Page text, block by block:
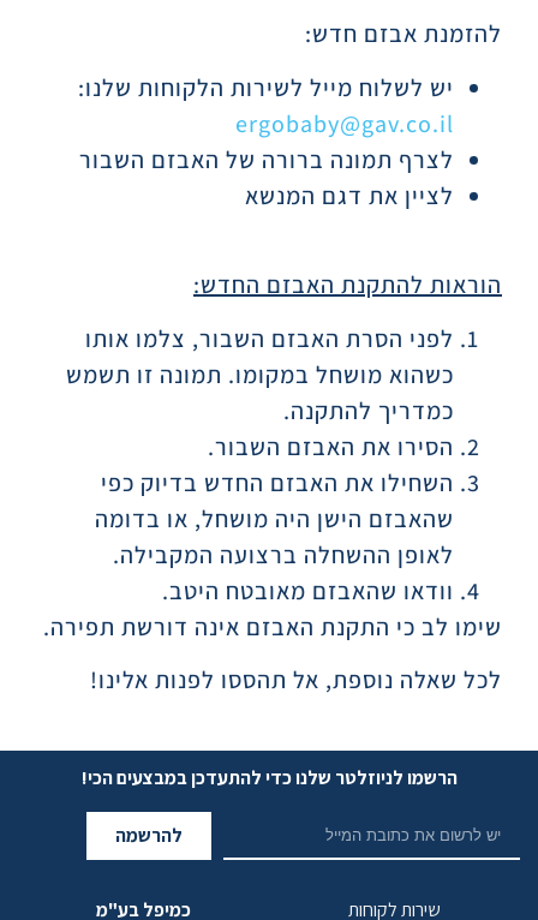
להזמנת אבזם חדש:
יש לשלוח מייל לשירות הלקוחות שלנו:
ergobaby@gav.co.il
לצרף תמונה ברורה של האבזם השבור
לציין את דגם המנשא
הוראות להתקנת האבזם החדש:
לפני הסרת האבזם השבור, צלמו אותו
כשהוא מושחל במקומו. תמונה זו תשמש
כמדריך להתקנה.
הסירו את האבזם השבור.
השחילו את האבזם החדש בדיוק כפי
שהאבזם הישן היה מושחל, או בדומה
לאופן ההשחלה ברצועה המקבילה.
וודאו שהאבזם מאובטח היטב.
שימו לב כי התקנת האבזם אינה דורשת תפירה.
לכל שאלה נוספת, אל תהססו לפנות אלינו!
הרשמו לניוזלטר שלנו כדי להתעדכן במבצעים הכי!
להרשמה
שירות לקוחות כמיפל בע"מ